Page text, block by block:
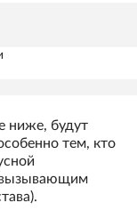
ниже, будут
тем, кто
вызывающим